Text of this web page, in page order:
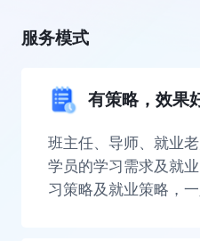
服务模式
有策略，效果
班主任、导师、就业
学员的学习需求及就
习策略及就业策略，一